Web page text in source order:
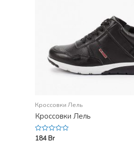
Кроссовки Лель
Кроссовки Лель
Rated
184Br